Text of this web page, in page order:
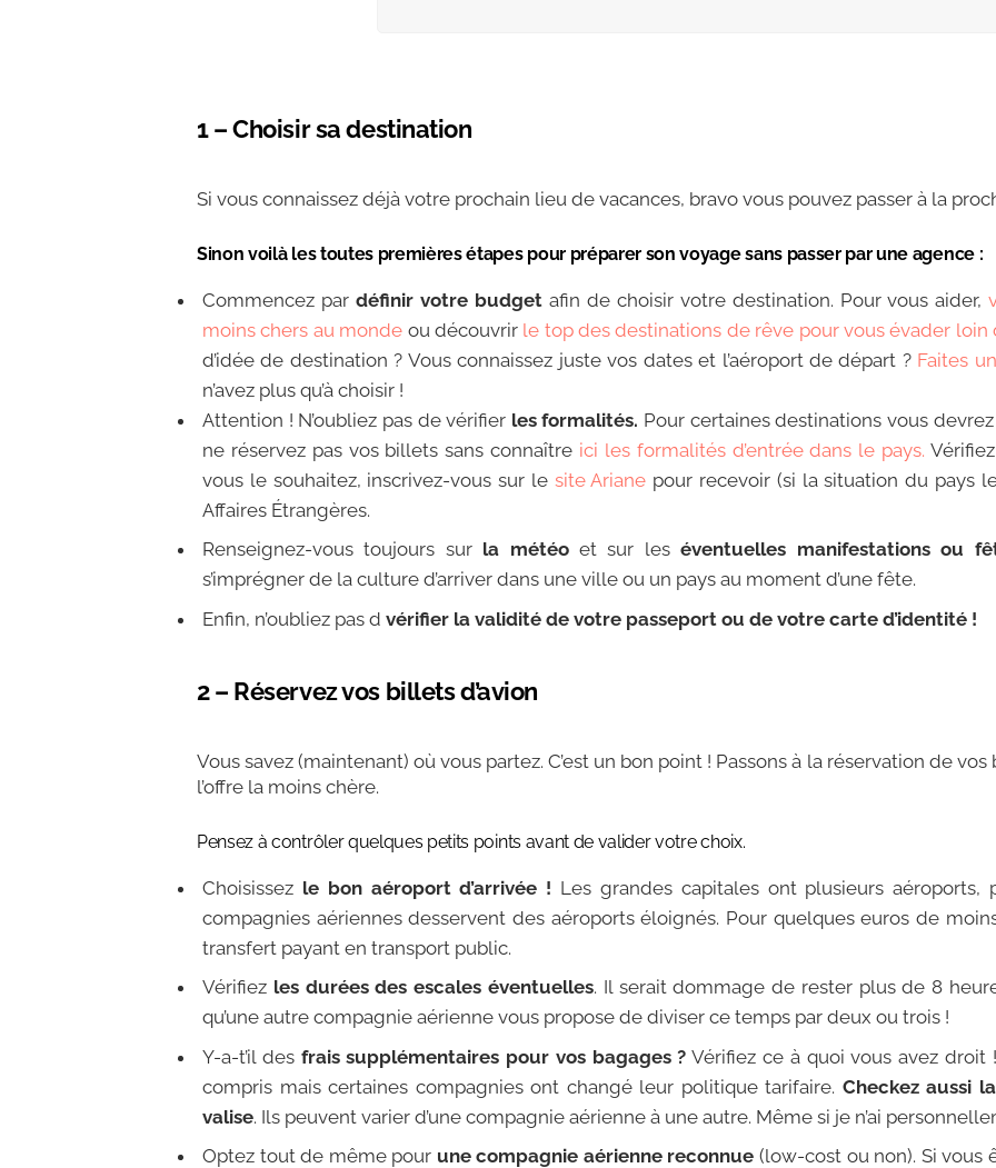
1 – Choisir sa destination
Si vous connaissez déjà votre prochain lieu de vacances, bravo vous pouvez passer à la
Sinon voilà les toutes premières étapes pour préparer son voyage sans passer par une agence :
Commencez par définir votre budgetafin de choisir votre destination. Pour vous aider,
moins chers au monde ou découvrir le top des destinations de rêve pour vous évader
d’idée de destination ? Vous connaissez juste vos dates et l’aéroport de départ ? Faites
n’avez plus qu’à choisir !
Attention ! N’oubliez pas de vérifier les formalités. Pour certaines destinations vous
ne réservez pas vos billets sans connaître ici les formalités d’entrée dans le pays.
vous le souhaitez, inscrivez-vous sur le site Ariane pour recevoir (si la situation du pays
Affaires Étrangères.
Renseignez-vous toujours sur la météoet sur leséventuelles manifestations ou
s’imprégner de la culture d’arriver dans une ville ou un pays au moment d’une fête.
Enfin, n’oubliez pas d vérifier la validité de votre passeport ou de votre carte d’identité !
2 – Réservez vos billets d’avion
Vous savez (maintenant) où vous partez. C’est un bon point ! Passons à la réservation de
l’offre la moins chère.
Pensez à contrôler quelques petits points avant de valider votre choix.
Choisissez le bon aéroport d’arrivée ! Les grandes capitales ont plusieurs
compagnies aériennes desservent des aéroports éloignés. Pour quelques euros de
transfert payant en transport public.
Vérifiez les durées des escales éventuelles. Il serait dommage de rester plus de 8
qu’une autre compagnie aérienne vous propose de diviser ce temps par deux ou trois !
Y-a-t’il des frais supplémentaires pour vos bagages ? Vérifiez ce à quoi vous avez
compris mais certaines compagnies ont changé leur politique tarifaire. Checkez aussi
valise. Ils peuvent varier d’une compagnie aérienne à une autre. Même si je n’ai
Optez tout de même pour une compagnie aérienne reconnue (low-cost ou non). Si vous